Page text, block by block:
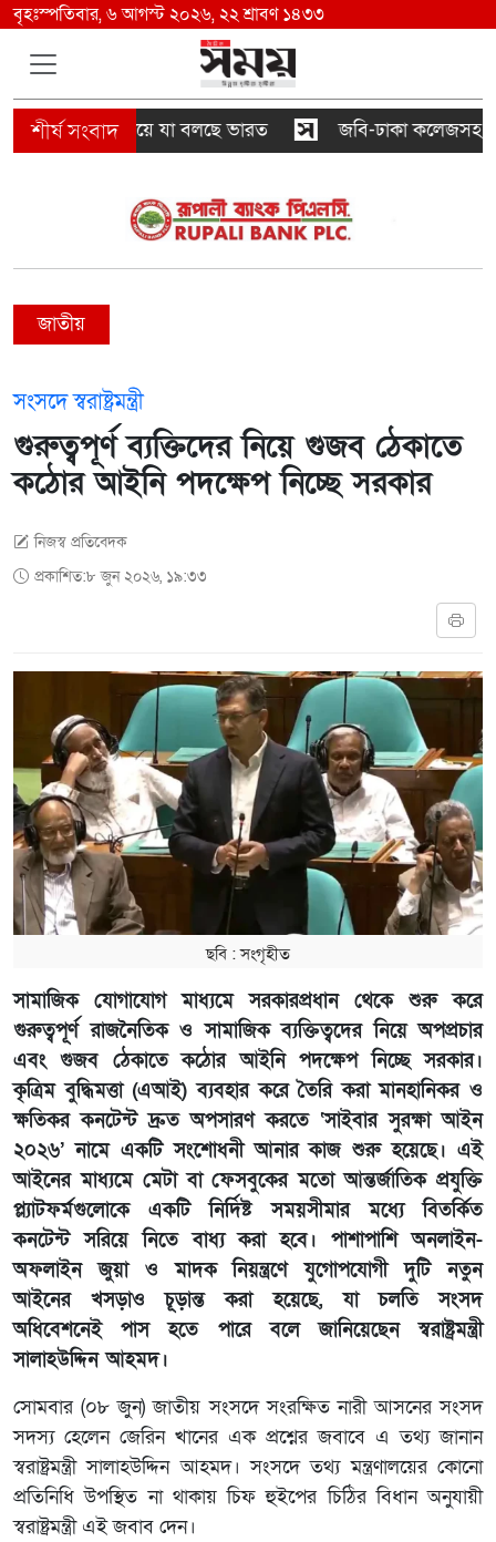
বৃহঃস্পতিবার, ৬ আগস্ট ২০২৬, ২২ শ্রাবণ ১৪৩৩
ভাষণ নিয়ে যা বলছে ভারত জবি-ঢাকা কলেজসহ
জাতীয়
সংসদে স্বরাষ্ট্রমন্ত্রী
গুরুত্বপূর্ণ ব্যক্তিদের নিয়ে গুজব ঠেকাতে
কঠোর আইনি পদক্ষেপ নিচ্ছে সরকার
নিজস্ব প্রতিবেদক
প্রকাশিত:৮ জুন ২০২৬, ১৯:৩৩
ছবি ‍: সংগৃহীত
সামাজিক যোগাযোগ মাধ্যমে সরকারপ্রধান থেকে শুরু করে
গুরুত্বপূর্ণ রাজনৈতিক ও সামাজিক ব্যক্তিত্বদের নিয়ে অপপ্রচার
এবং গুজব ঠেকাতে কঠোর আইনি পদক্ষেপ নিচ্ছে সরকার।
কৃত্রিম বুদ্ধিমত্তা (এআই) ব্যবহার করে তৈরি করা মানহানিকর ও
ক্ষতিকর কনটেন্ট দ্রুত অপসারণ করতে ‘সাইবার সুরক্ষা আইন
২০২৬’ নামে একটি সংশোধনী আনার কাজ শুরু হয়েছে। এই
আইনের মাধ্যমে মেটা বা ফেসবুকের মতো আন্তর্জাতিক প্রযুক্তি
প্ল্যাটফর্মগুলোকে একটি নির্দিষ্ট সময়সীমার মধ্যে বিতর্কিত
কনটেন্ট সরিয়ে নিতে বাধ্য করা হবে। পাশাপাশি অনলাইন-
অফলাইন জুয়া ও মাদক নিয়ন্ত্রণে যুগোপযোগী দুটি নতুন
আইনের খসড়াও চূড়ান্ত করা হয়েছে, যা চলতি সংসদ
অধিবেশনেই পাস হতে পারে বলে জানিয়েছেন স্বরাষ্ট্রমন্ত্রী
সালাহউদ্দিন আহমদ।
সোমবার (০৮ জুন) জাতীয় সংসদে সংরক্ষিত নারী আসনের সংসদ
সদস্য হেলেন জেরিন খানের এক প্রশ্নের জবাবে এ তথ্য জানান
স্বরাষ্ট্রমন্ত্রী সালাহউদ্দিন আহমদ। সংসদে তথ্য মন্ত্রণালয়ের কোনো
প্রতিনিধি উপস্থিত না থাকায় চিফ হুইপের চিঠির বিধান অনুযায়ী
স্বরাষ্ট্রমন্ত্রী এই জবাব দেন।